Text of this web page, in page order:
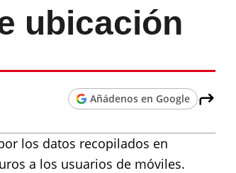
ubicación
Añádenos en Google
los datos recopilados en
a los usuarios de móviles.